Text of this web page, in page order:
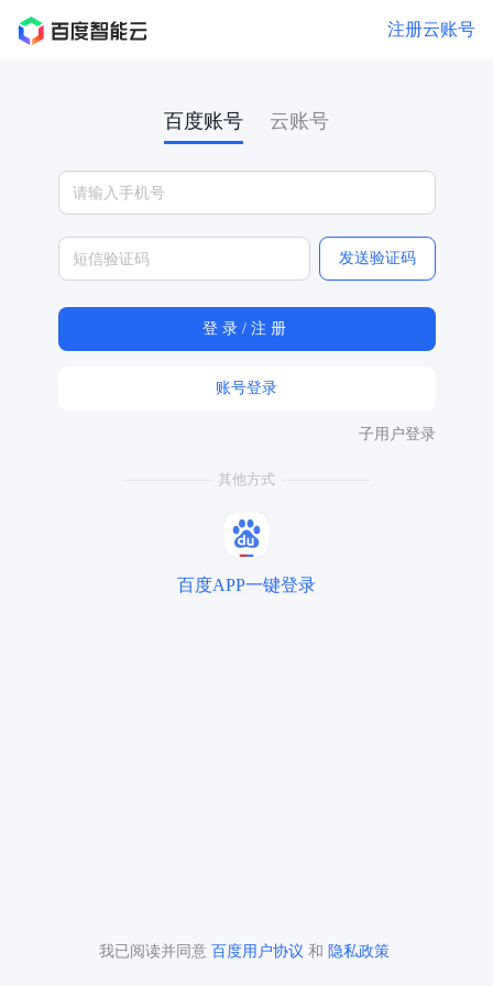
注册云账号
百度账号 云账号
发送验证码
账号登录
子用户登录
其他方式
百度APP一键登录
我已阅读并同意 百度用户协议 和 隐私政策